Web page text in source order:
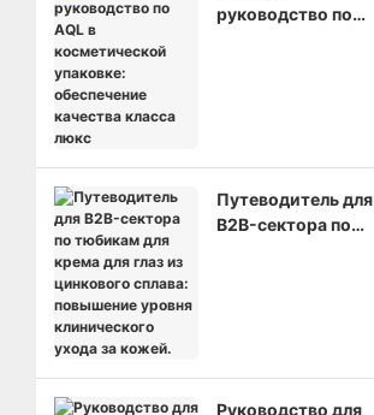
руководство по
люкс
Путеводитель для
B2B-сектора по
клинического
ухода за кожей.
Руководство для